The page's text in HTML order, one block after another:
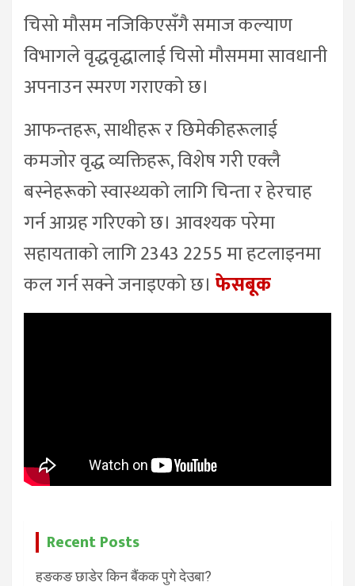
चिसो मौसम नजिकिएसँगै समाज कल्याण
विभागले वृद्धवृद्धालाई चिसो मौसममा सावधानी
अपनाउन स्मरण गराएको छ।
आफन्तहरू, साथीहरू र छिमेकीहरूलाई
कमजोर वृद्ध व्यक्तिहरू, विशेष गरी एक्लै
बस्नेहरूको स्वास्थ्यको लागि चिन्ता र हेरचाह
गर्न आग्रह गरिएको छ। आवश्यक परेमा
सहायताको लागि 2343 2255 मा हटलाइनमा
कल गर्न सक्ने जनाइएको छ। फेसबूक
Recent Posts
हङकङ छाडेर किन बैंकक पुगे देउबा?